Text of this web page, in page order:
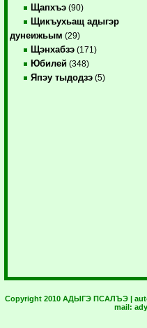
Щапхъэ (90)
Щикъухьащ адыгэр
дунеижьым (29)
Щэнхабзэ (171)
Юбилей (348)
Япэу тыдодзэ (5)
Copyright 2010 АДЫГЭ ПСАЛЪЭ |
mail: